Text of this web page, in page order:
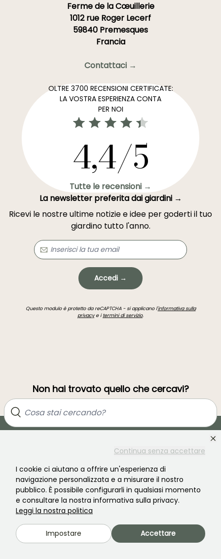
Continua senza accettare
I cookie ci aiutano a offrire un'esperienza di
navigazione personalizzata e a misurare il nostro
pubblico. È possibile configurarli in qualsiasi momento
e consultare la nostra informativa sulla privacy.
Leggi la nostra politica
Impostare Accettare
Ferme de la Cœuillerie
1012 rue Roger Lecerf
59840 Premesques
Francia
Contattaci →
OLTRE 3700 RECENSIONI CERTIFICATE:
LA VOSTRA ESPERIENZA CONTA
PER NOI
4,4/5
Tutte le recensioni →
La newsletter preferita dai giardini →
Ricevi le nostre ultime notizie e idee per goderti il tuo
giardino tutto l'anno.
Accedi →
Questo modulo è protetto da reCAPTCHA - si applicano l'informativa sulla
privacye itermini di servizio.
Non hai trovato quello che cercavi?
Unisciti alla comunità degli amanti delle piante!